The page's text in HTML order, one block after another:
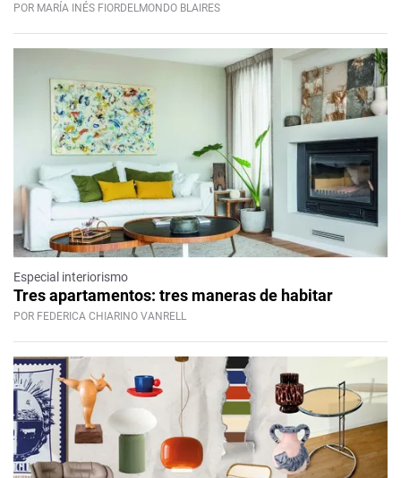
POR MARÍA INÉS FIORDELMONDO BLAIRES
Especial interiorismo
Tres apartamentos: tres maneras de habitar
POR FEDERICA CHIARINO VANRELL